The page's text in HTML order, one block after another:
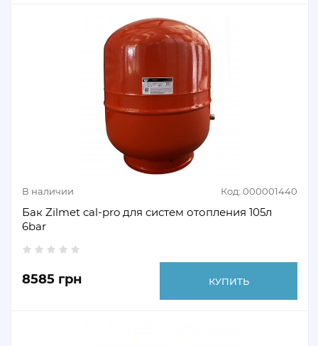
В наличии Код: 000001440
Бак Zilmet cal-pro для систем отопления 105л
6bar
8585 грн КУПИТЬ